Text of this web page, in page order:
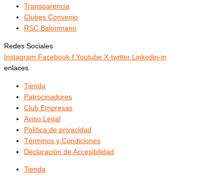
Transparencia
Clubes Convenio
RSC Balonmano
Redes Sociales
Instagram Facebook-f Youtube X-twitter
Linkedin-in
enlaces
Tienda
Patrocinadores
Club Empresas
Aviso Legal
Política de privacidad
Términos y Condiciones
Declaración de Accesibilidad
Tienda